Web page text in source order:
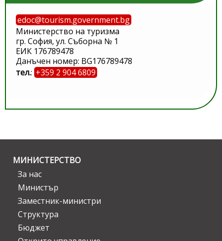
edoc@tourism.government.bg
Министерство на туризма
гр. София, ул. Съборна № 1
ЕИК 176789478
Данъчен номер: BG176789478
тел.: +359 2 904 6809
МИНИСТЕРСТВО
За нас
Министър
Заместник-министри
Структура
Бюджет